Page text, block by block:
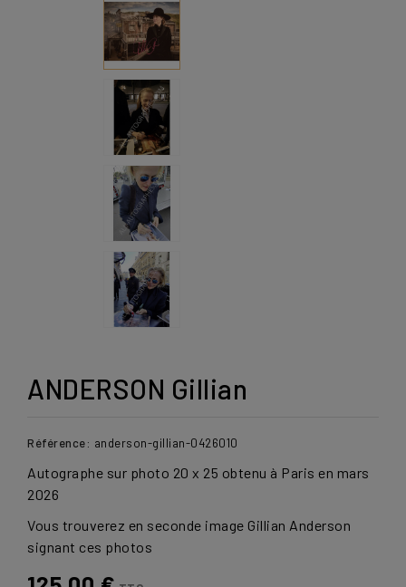
ANDERSON Gillian
Référence: anderson-gillian-0426010
Autographe sur photo 20 x 25 obtenu à Paris en mars
2026
Vous trouverez en seconde image Gillian Anderson
signant ces photos